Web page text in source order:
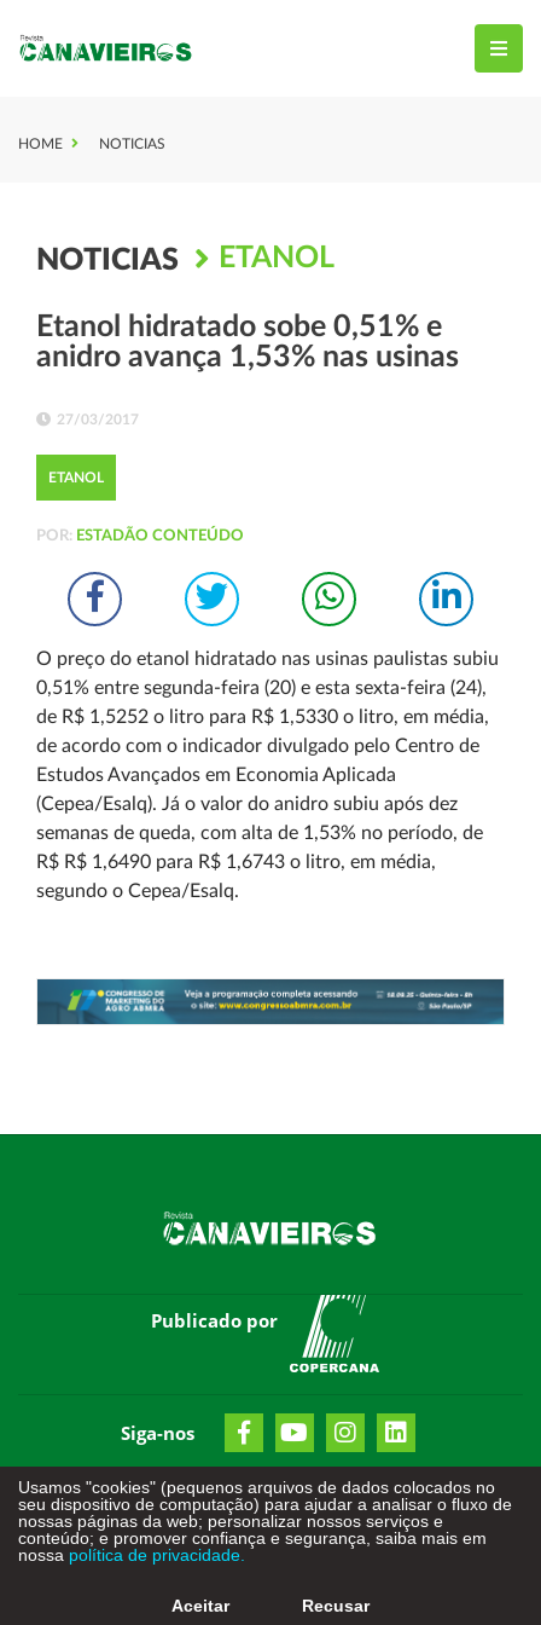
HOME NOTICIAS
NOTICIAS ETANOL
Etanol hidratado sobe 0,51% e
anidro avança 1,53% nas usinas
27/03/2017
ETANOL
POR: ESTADÃO CONTEÚDO
O preço do etanol hidratado nas usinas paulistas subiu
0,51% entre segunda-feira (20) e esta sexta-feira (24),
de R$ 1,5252 o litro para R$ 1,5330 o litro, em média,
de acordo com o indicador divulgado pelo Centro de
Estudos Avançados em Economia Aplicada
(Cepea/Esalq). Já o valor do anidro subiu após dez
semanas de queda, com alta de 1,53% no período, de
R$ R$ 1,6490 para R$ 1,6743 o litro, em média,
segundo o Cepea/Esalq.
Publicado por
Siga-nos
Todos os direitos reservados - © 2026
Usamos "cookies" (pequenos arquivos de dados colocados no
seu dispositivo de computação) para ajudar a analisar o fluxo de
nossas páginas da web; personalizar nossos serviços e
conteúdo; e promover confiança e segurança, saiba mais em
nossa política de privacidade.
Aceitar Recusar